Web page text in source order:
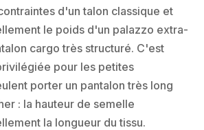
d'un talon classique et
le poids d'un palazzo extra-
cargo très structuré. C'est
pour les petites
porter un pantalon très long
: la hauteur de semelle
la longueur du tissu.